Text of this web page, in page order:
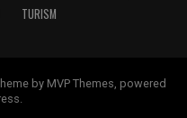
TURISM
by MVP Themes, powered